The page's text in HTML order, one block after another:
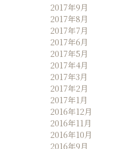
2017年9月
2017年8月
2017年7月
2017年6月
2017年5月
2017年4月
2017年3月
2017年2月
2017年1月
2016年12月
2016年11月
2016年10月
2016年9月